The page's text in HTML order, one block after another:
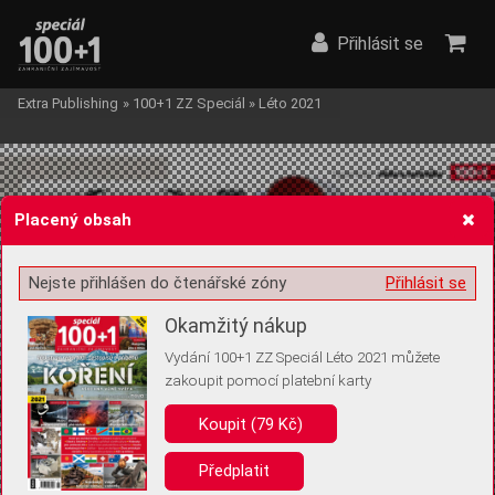
Žádost o souhlas s ukládáním volitelných informací
Pro základní fungování webu nepotřebujeme ukládat žádné informace
(tzv. cookies apod.). Rádi bychom vás ale požádali o souhlas s
uložením volitelných informací:
Anonymní unikátní ID
Přihlásit se
Extra Publishing » 100+1 ZZ Speciál » Léto 2021
Placený obsah
Přihlásit se
Nejste přihlášen do čtenářské zóny
Okamžitý nákup
Vydání 100+1 ZZ Speciál Léto 2021 můžete
zakoupit pomocí platební karty
Koupit (79 Kč)
Předplatit